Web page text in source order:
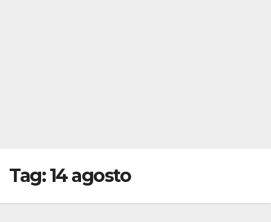
Tag:14 agosto